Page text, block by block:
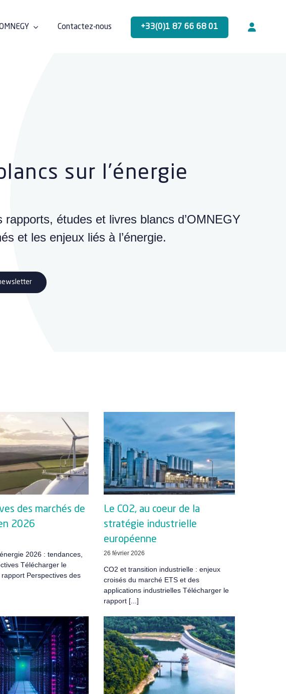
Contactez-nous +33(0)1 87 66 68 01
sur l’énergie
rapports, études et livres blancs d’OMNEGY
et les enjeux liés à l’énergie.
des marchés de
2026
2026 : tendances,
Télécharger le
Perspectives des
Le CO2, au coeur de la
stratégie industrielle
européenne
26 février 2026
CO2 et transition industrielle : enjeux
croisés du marché ETS et des
applications industrielles Télécharger le
rapport [...]